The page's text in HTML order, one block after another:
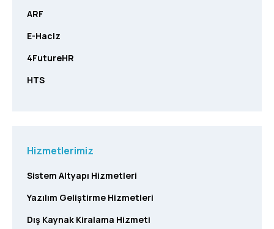
ARF
E-Haciz
4FutureHR
HTS
Hizmetlerimiz
Sistem Altyapı Hizmetleri
Yazılım Geliştirme Hizmetleri
Dış Kaynak Kiralama Hizmeti